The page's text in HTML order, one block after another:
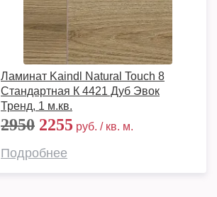
Ламинат Kaindl Natural Touch 8
Стандартная К 4421 Дуб Эвок
Тренд, 1 м.кв.
2950 2255 руб. / кв. м.
Подробнее